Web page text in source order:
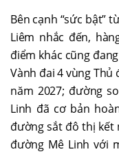
Bên cạnh “sức bật”
Liêm nhắc đến,
điểm khác cũng
Vành đai 4 vùng Thủ
năm 2027; đường
Linh đã cơ bản
đường sắt đô thị kết
đường Mê Linh với